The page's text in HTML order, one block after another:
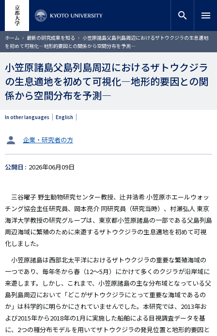
コ
ン
テ
ツ
に
移
サイト内検索
検索
search menu
ホーム 最新の研究成果を知る
小笠原諸島父島列島周辺におけるザトウクジラの生息適地
を初めて可視化―地形的要因との関係から空間分布を予測―
小笠原諸島父島列島周辺におけるザトウクジラ
の生息適地を初めて可視化―地形的要因との関
係から空間分布を予測―
In other languages English
タ
ッ
企業・研究者の方
公開日 2026年06月09日
三谷曜子 野生動物研究センター教授、辻井浩希 小笠原ホエールウォッ
チング協会主任研究員、岡本亮介 同研究員（研究当時）、村瀬弘人 東京
海洋大学教授の研究グループは、東京都小笠原諸島の一部である父島列島
周辺海域に繁殖のために来遊するザトウクジラの生息適地を初めて可視
化しました。
小笠原諸島は西部北太平洋におけるザトウクジラの重要な繁殖海域の
一つであり、毎年冬から春（12～5月）にかけて多くのクジラが沿岸域に
来遊します。しかし、これまで、小笠原諸島の主な分布域となっている父
島列島周辺において「どこがザトウクジラにとって重要な海域であるの
か」は科学的に明らかにされていませんでした。本研究では、2013年お
よび2015年から2018年の1月に実施した船舶による目視調査データを基
に、2つの種分布モデルを用いてザトウクジラの発見位置と地形的要因と